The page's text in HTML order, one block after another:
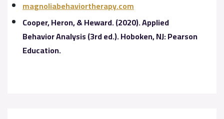
magnoliabehaviortherapy.com
Cooper, Heron, & Heward. (2020). Applied
Behavior Analysis (3rd ed.). Hoboken, NJ: Pearson
Education.